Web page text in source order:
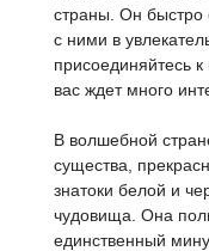
страны. Он быстро
с ними в
присоединяйтесь
вас ждет много
В волшебной
существа,
знатоки белой и
чудовища. Она
единственный